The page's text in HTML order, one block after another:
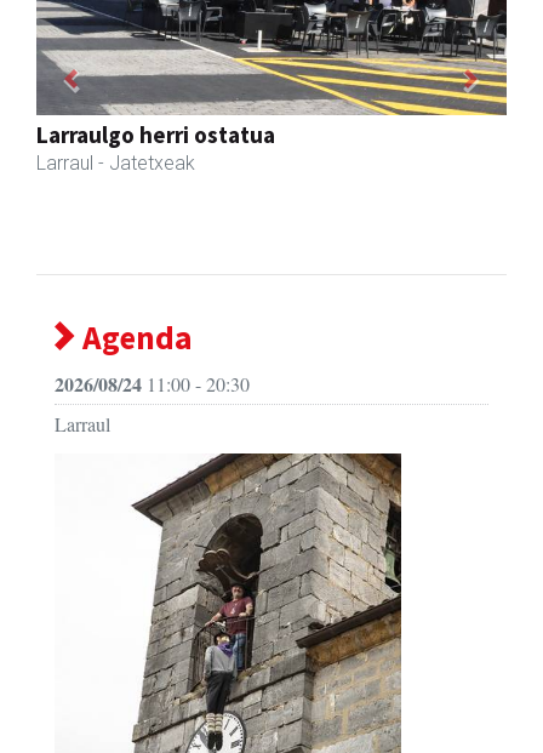
Amonarriz iturgintza S. L.
Larraul - Iturgintza
Previous Next
Agenda
2026/08/24 11:00 - 20:30
Larraul